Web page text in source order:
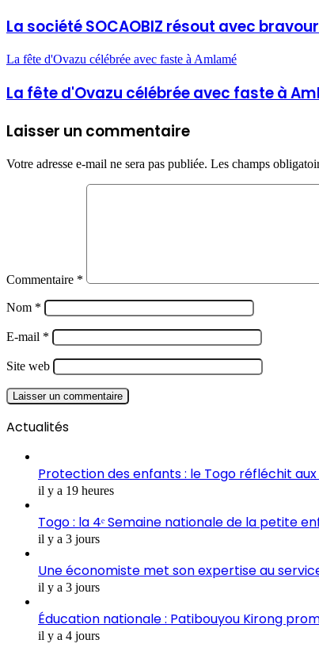
La société SOCAOBIZ résout avec
La fête d'Ovazu célébrée avec faste à Amlamé
La fête d'Ovazu célébrée avec faste à
Laisser un commentaire
Votre adresse e-mail ne sera pas publiée. Les champs
Commentaire *
Nom *
E-mail *
Site web
Actualités
Protection des enfants : le Togo réfléchit
il y a 19 heures
Togo : la 4ᵉ Semaine nationale de la petite
il y a 3 jours
Une économiste met son expertise au
il y a 3 jours
Éducation nationale : Patibouyou Kirong
il y a 4 jours